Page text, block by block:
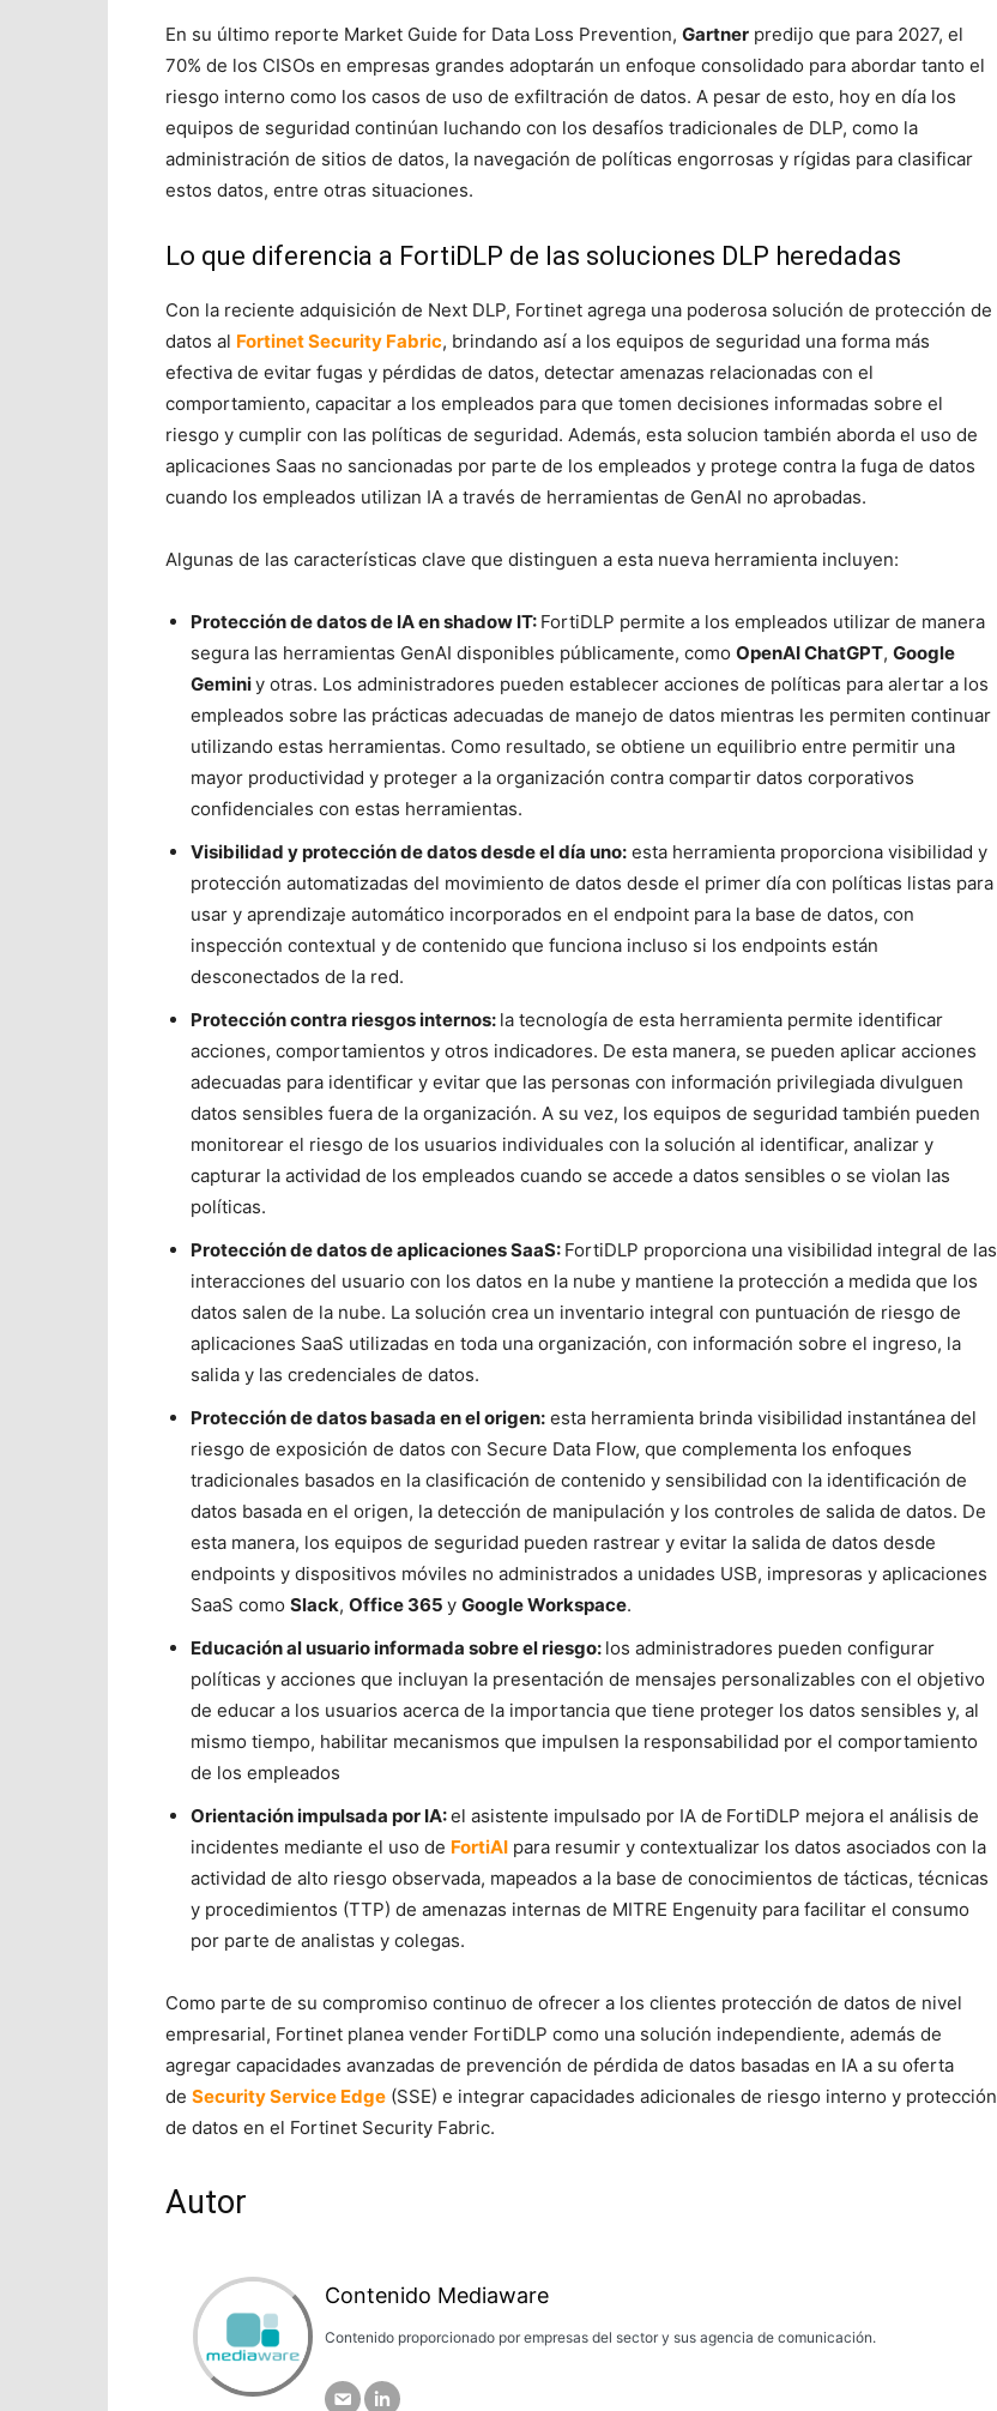
En su último reporte Market Guide for Data Loss Prevention, Gartner predijo que para 2027, el
70% de los CISOs en empresas grandes adoptarán un enfoque consolidado para abordar tanto el
riesgo interno como los casos de uso de exfiltración de datos. A pesar de esto, hoy en día los
equipos de seguridad continúan luchando con los desafíos tradicionales de DLP, como la
administración de sitios de datos, la navegación de políticas engorrosas y rígidas para clasificar
estos datos, entre otras situaciones.
Lo que diferencia a FortiDLP de las soluciones DLP heredadas
Con la reciente adquisición de Next DLP, Fortinet agrega una poderosa solución de protección de
datos al Fortinet Security Fabric, brindando así a los equipos de seguridad una forma más
efectiva de evitar fugas y pérdidas de datos, detectar amenazas relacionadas con el
comportamiento, capacitar a los empleados para que tomen decisiones informadas sobre el
riesgo y cumplir con las políticas de seguridad. Además, esta solucion también aborda el uso de
aplicaciones Saas no sancionadas por parte de los empleados y protege contra la fuga de datos
cuando los empleados utilizan IA a través de herramientas de GenAI no aprobadas.
Algunas de las características clave que distinguen a esta nueva herramienta incluyen:
Protección de datos de IA en shadow IT: FortiDLP permite a los empleados utilizar de manera
segura las herramientas GenAI disponibles públicamente, como OpenAI ChatGPT, Google
Geminiy otras. Los administradores pueden establecer acciones de políticas para alertar a los
empleados sobre las prácticas adecuadas de manejo de datos mientras les permiten continuar
utilizando estas herramientas. Como resultado, se obtiene un equilibrio entre permitir una
mayor productividad y proteger a la organización contra compartir datos corporativos
confidenciales con estas herramientas.
Visibilidad y protección de datos desde el día uno: esta herramienta proporciona visibilidad y
protección automatizadas del movimiento de datos desde el primer día con políticas listas para
usar y aprendizaje automático incorporados en el endpoint para la base de datos, con
inspección contextual y de contenido que funciona incluso si los endpoints están
desconectados de la red.
Protección contra riesgos internos: la tecnología de esta herramienta permite identificar
acciones, comportamientos y otros indicadores. De esta manera, se pueden aplicar acciones
adecuadas para identificar y evitar que las personas con información privilegiada divulguen
datos sensibles fuera de la organización. A su vez, los equipos de seguridad también pueden
monitorear el riesgo de los usuarios individuales con la solución al identificar, analizar y
capturar la actividad de los empleados cuando se accede a datos sensibles o se violan las
políticas.
Protección de datos de aplicaciones SaaS: FortiDLP proporciona una visibilidad integral de las
interacciones del usuario con los datos en la nube y mantiene la protección a medida que los
datos salen de la nube. La solución crea un inventario integral con puntuación de riesgo de
aplicaciones SaaS utilizadas en toda una organización, con información sobre el ingreso, la
salida y las credenciales de datos.
Protección de datos basada en el origen: esta herramienta brinda visibilidad instantánea del
riesgo de exposición de datos con Secure Data Flow, que complementa los enfoques
tradicionales basados en la clasificación de contenido y sensibilidad con la identificación de
datos basada en el origen, la detección de manipulación y los controles de salida de datos. De
esta manera, los equipos de seguridad pueden rastrear y evitar la salida de datos desde
endpoints y dispositivos móviles no administrados a unidades USB, impresoras y aplicaciones
SaaS como Slack, Office 365 y Google Workspace.
Educación al usuario informada sobre el riesgo: los administradores pueden configurar
políticas y acciones que incluyan la presentación de mensajes personalizables con el objetivo
de educar a los usuarios acerca de la importancia que tiene proteger los datos sensibles y, al
mismo tiempo, habilitar mecanismos que impulsen la responsabilidad por el comportamiento
de los empleados
Orientación impulsada por IA:el asistente impulsado por IA de FortiDLP mejora el análisis de
incidentes mediante el uso de FortiAI para resumir y contextualizar los datos asociados con la
actividad de alto riesgo observada, mapeados a la base de conocimientos de tácticas, técnicas
y procedimientos (TTP) de amenazas internas de MITRE Engenuity para facilitar el consumo
por parte de analistas y colegas.
Como parte de su compromiso continuo de ofrecer a los clientes protección de datos de nivel
empresarial, Fortinet planea vender FortiDLP como una solución independiente, además de
agregar capacidades avanzadas de prevención de pérdida de datos basadas en IA a su oferta
de Security Service Edge (SSE) e integrar capacidades adicionales de riesgo interno y protección
de datos en el Fortinet Security Fabric.
Autor
Contenido Mediaware
Contenido proporcionado por empresas del sector y sus agencia de comunicación.